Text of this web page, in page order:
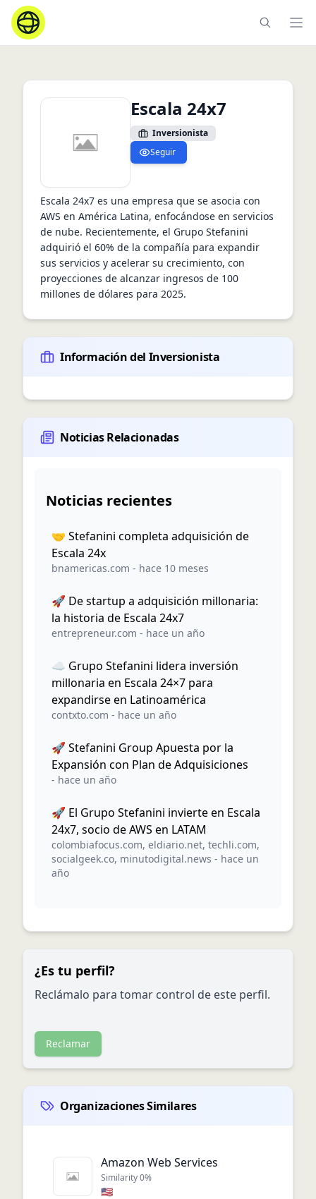
Escala 24x7
Inversionista
Seguir
Escala 24x7 es una empresa que se asocia con
AWS en América Latina, enfocándose en servicios
de nube. Recientemente, el Grupo Stefanini
adquirió el 60% de la compañía para expandir
sus servicios y acelerar su crecimiento, con
proyecciones de alcanzar ingresos de 100
millones de dólares para 2025.
Información del Inversionista
Noticias Relacionadas
Noticias recientes
🤝 Stefanini completa adquisición de
Escala 24x
bnamericas.com - hace 10 meses
🚀 De startup a adquisición millonaria:
la historia de Escala 24x7
entrepreneur.com - hace un año
☁️ Grupo Stefanini lidera inversión
millonaria en Escala 24×7 para
expandirse en Latinoamérica
contxto.com - hace un año
🚀 Stefanini Group Apuesta por la
Expansión con Plan de Adquisiciones
- hace un año
🚀 El Grupo Stefanini invierte en Escala
24x7, socio de AWS en LATAM
colombiafocus.com, eldiario.net, techli.com,
socialgeek.co, minutodigital.news - hace un
año
¿Es tu perfil?
Reclámalo para tomar control de este perfil.
Reclamar
Organizaciones Similares
Amazon Web Services
Similarity0%
🇺🇸